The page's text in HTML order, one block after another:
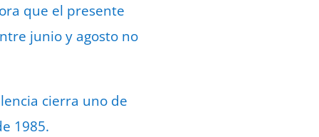
que el presente
junio y agosto no
cierra uno de
1985.